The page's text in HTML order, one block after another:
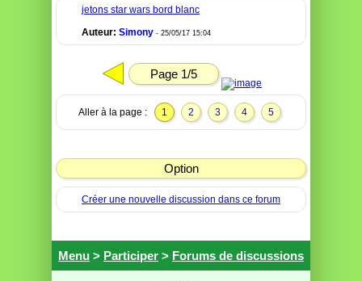
jetons star wars bord blanc
Auteur: Simony - 25/05/17 15:04
Page 1/5
Aller à la page : 1 2 3 4 5
Option
Créer une nouvelle discussion dans ce forum
Menu > Participer > Forums de discussions